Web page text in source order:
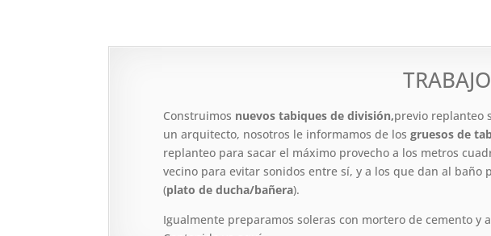
Construimos nuevos tabiques de división,previo replanteo
un arquitecto, nosotros le informamos de losgruesos de
replanteo para sacar el máximo provecho a los metros
vecino para evitar sonidos entre sí, y a los que dan al baño
(plato de ducha/bañera).
Igualmente preparamos soleras con mortero de cemento